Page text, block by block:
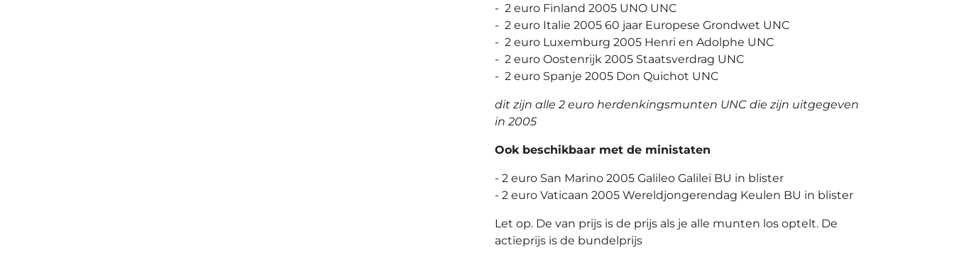
- 2 euro Finland 2005 UNO UNC
- 2 euro Italie 2005 60 jaar Europese Grondwet UNC
- 2 euro Luxemburg 2005 Henri en Adolphe UNC
- 2 euro Oostenrijk 2005 Staatsverdrag UNC
- 2 euro Spanje 2005 Don Quichot UNC
dit zijn alle 2 euro herdenkingsmunten UNC die zijn uitgegeven
in 2005
Ook beschikbaar met de ministaten
- 2 euro San Marino 2005 Galileo Galilei BU in blister
- 2 euro Vaticaan 2005 Wereldjongerendag Keulen BU in blister
Let op. De van prijs is de prijs als je alle munten los optelt. De
actieprijs is de bundelprijs